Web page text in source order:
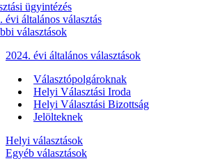
ügyintézés
évi általános választás
választások
2024. évi általános választások
Választópolgároknak
Helyi Választási Iroda
Helyi Választási Bizottság
Jelölteknek
Helyi választások
Egyéb választások